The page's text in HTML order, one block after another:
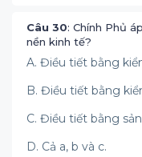
Câu 30: Chính Phủ
nền kinh tế?
A. Điều tiết bằng
B. Điều tiết bằng
C. Điều tiết bằng
D. Cả a, b và c.